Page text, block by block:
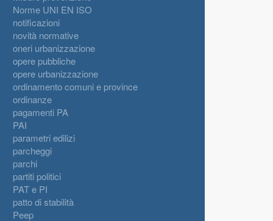
Norme UNI EN ISO
notificazioni
novità normative
oneri urbanizzazione
opere pubbliche
opere urbanizzazione
ordinamento comuni e province
ordinanze
pagamenti PA
PAI
parametri edilizi
parcheggi
parchi
partiti politici
PAT e PI
patto di stabilità
Peep